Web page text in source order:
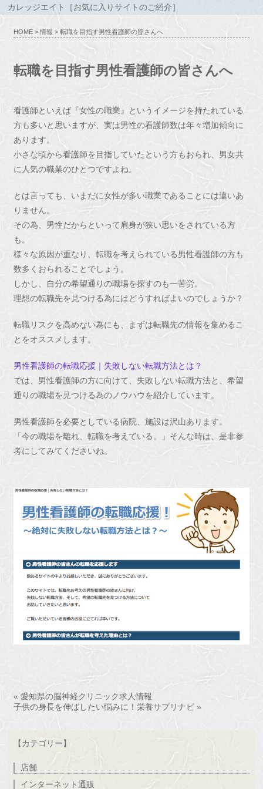
カレッジエイト［お気に入りサイトのご紹介］
HOME >情報 > 転職を目指す男性看護師の皆さんへ
転職を目指す男性看護師の皆さんへ
看護師といえば『女性の職業』というイメージを持たれている
方も多いと思いますが、実は男性の看護師数は年々増加傾向に
あります。
小さな頃から看護師を目指していたという方もおられ、男女共
に人気の職業のひとつですよね。
とは言っても、いまだに女性が多い職業であることには違いあ
りません。
その為、男性だからといって肩身が狭い思いをされている方
も。
様々な原因が重なり、転職を考えられている男性看護師の方も
数多くおられることでしょう。
しかし、自分の希望通りの職場を探すのも一苦労。
理想の転職先を見つける為にはどうすればよいのでしょうか？
転職リスクを高めない為にも、まずは転職先の情報を集めるこ
とをオススメします。
男性看護師の転職応援｜失敗しない転職方法とは？
では、男性看護師の方に向けて、失敗しない転職方法と、希望
通りの職場を見つける為のノウハウを紹介しています。
男性看護師を必要としている病院、施設は沢山あります。
「今の職場を離れ、転職を考えている。」そんな時は、是非参
考にしてみてくださいね。
« 愛知県の脳神経クリニック求人情報
子供の身長を伸ばしたい悩みに！栄養サプリナビ »
【カテゴリー】
店舗
インターネット通販